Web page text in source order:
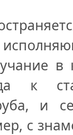
к
и
с